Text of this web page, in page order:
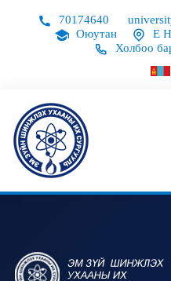
70174640
Оюутан
Е
Холбоо